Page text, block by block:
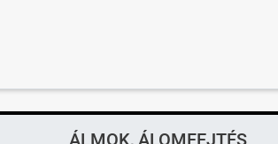
ÁLMOK, ÁLOMFEJTÉS